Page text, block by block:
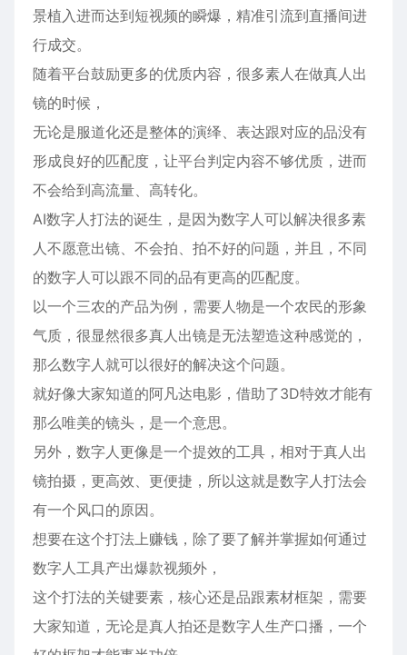
景植入进而达到短视频的瞬爆，精准引流到直播间进
行成交。
随着平台鼓励更多的优质内容，很多素人在做真人出
镜的时候，
无论是服道化还是整体的演绎、表达跟对应的品没有
形成良好的匹配度，让平台判定内容不够优质，进而
不会给到高流量、高转化。
AI数字人打法的诞生，是因为数字人可以解决很多素
人不愿意出镜、不会拍、拍不好的问题，并且，不同
的数字人可以跟不同的品有更高的匹配度。
以一个三农的产品为例，需要人物是一个农民的形象
气质，很显然很多真人出镜是无法塑造这种感觉的，
那么数字人就可以很好的解决这个问题。
就好像大家知道的阿凡达电影，借助了3D特效才能有
那么唯美的镜头，是一个意思。
另外，数字人更像是一个提效的工具，相对于真人出
镜拍摄，更高效、更便捷，所以这就是数字人打法会
有一个风口的原因。
想要在这个打法上赚钱，除了要了解并掌握如何通过
数字人工具产出爆款视频外，
这个打法的关键要素，核心还是品跟素材框架，需要
大家知道，无论是真人拍还是数字人生产口播，一个